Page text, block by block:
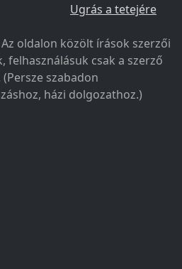
Ugrás a tetejére
oldalon közölt írások szerzői
felhasználásuk csak a szerző
szabadon
házi dolgozathoz.)